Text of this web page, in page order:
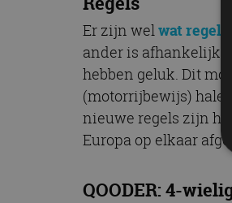
Er zijn welwat regels
ander is afhankelijk
hebben geluk. Dit
(motorrijbewijs)
nieuwe regels zijn
Europa op elkaar
QOODER: 4-